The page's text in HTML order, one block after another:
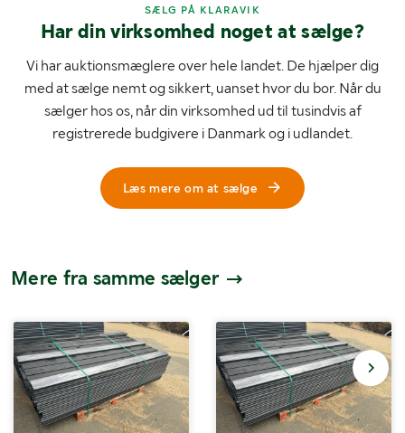
SÆLG PÅ KLARAVIK
Har din virksomhed noget at sælge?
Vi har auktionsmæglere over hele landet. De hjælper dig
med at sælge nemt og sikkert, uanset hvor du bor. Når du
sælger hos os, når din virksomhed ud til tusindvis af
registrerede budgivere i Danmark og i udlandet.
Læs mere om at sælge
Mere fra samme sælger